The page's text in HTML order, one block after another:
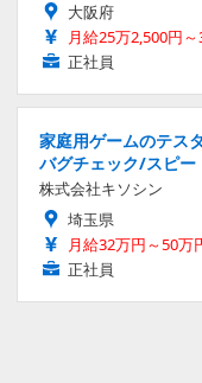
大阪府
月給25万2,500円
正社員
家庭用ゲームのテス
バグチェック/スピー
株式会社キソシン
埼玉県
月給32万円～50万
正社員